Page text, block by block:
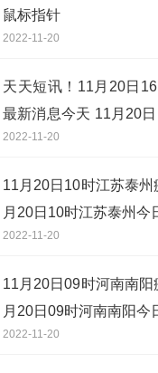
鼠标指针
2022-11-20
天天短讯！11月20日
最新消息今天 11月20
增确诊人数
2022-11-20
11月20日10时江苏泰州
月20日10时江苏泰州今
2022-11-20
11月20日09时河南南阳
月20日09时河南南阳今
2022-11-20